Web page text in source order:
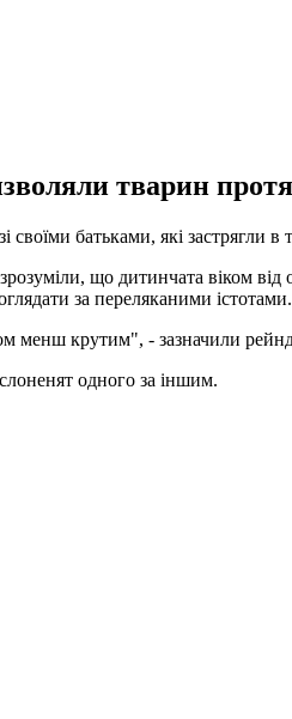
тварин
батьками, які застрягли
що дитинчата віком
за переляканими істотами.
менш крутим", - зазначили
одного за іншим.